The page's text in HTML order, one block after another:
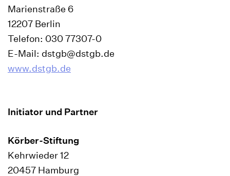
Marienstraße 6
12207 Berlin
Telefon: 030 77307-0
E-Mail: dstgb@dstgb.de
www.dstgb.de
Initiator und Partner
Körber-Stiftung
Kehrwieder 12
20457 Hamburg